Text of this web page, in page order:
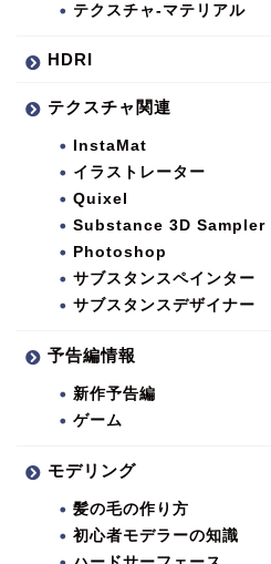
テクスチャ-マテリアル
HDRI
テクスチャ関連
InstaMat
イラストレーター
Quixel
Substance 3D Sampler
Photoshop
サブスタンスペインター
サブスタンスデザイナー
予告編情報
新作予告編
ゲーム
モデリング
髪の毛の作り方
初心者モデラーの知識